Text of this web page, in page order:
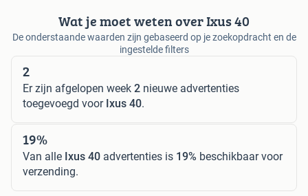
Wat je moet weten over Ixus 40
De onderstaande waarden zijn gebaseerd op je zoekopdracht en de
ingestelde filters
2
Er zijn afgelopen week 2 nieuwe advertenties
toegevoegd voor Ixus 40.
19%
Van alle Ixus 40 advertenties is 19% beschikbaar voor
verzending.